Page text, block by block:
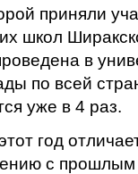
приняли
школ
в
по всей
уже в 4 раз.
год
с прошлым